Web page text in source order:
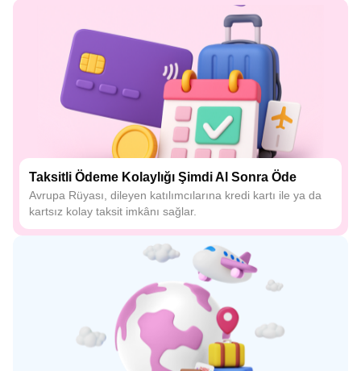
Taksitli Ödeme Kolaylığı Şimdi Al Sonra Öde
Avrupa Rüyası, dileyen katılımcılarına kredi kartı ile ya da
kartsız kolay taksit imkânı sağlar.